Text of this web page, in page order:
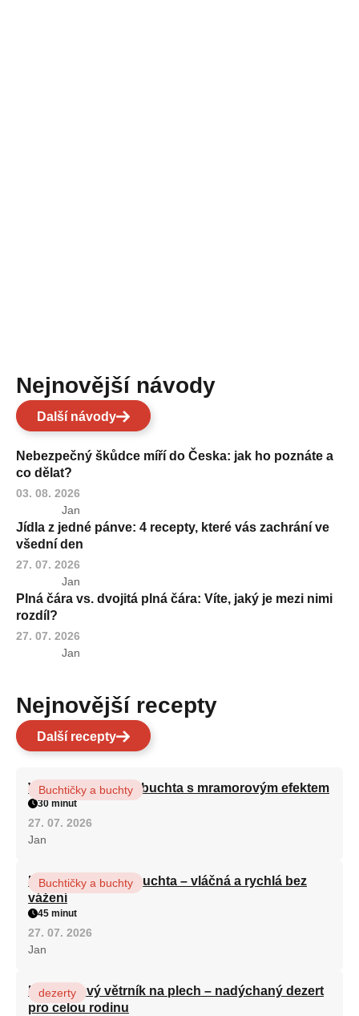
Nejnovější návody
Další návody
Nebezpečný škůdce míří do Česka: jak ho poznáte a
co dělat?
03. 08. 2026
Jan
Jídla z jedné pánve: 4 recepty, které vás zachrání ve
všední den
27. 07. 2026
Jan
Plná čára vs. dvojitá plná čára: Víte, jaký je mezi nimi
rozdíl?
27. 07. 2026
Jan
Nejnovější recepty
Další recepty
Vláčná olejová litá buchta s mramorovým efektem
Buchtičky a buchty
30 minut
27. 07. 2026
Jan
Hrnková maková buchta – vláčná a rychlá bez
vážení
Buchtičky a buchty
45 minut
27. 07. 2026
Jan
Karamelový větrník na plech – nadýchaný dezert
pro celou rodinu
dezerty